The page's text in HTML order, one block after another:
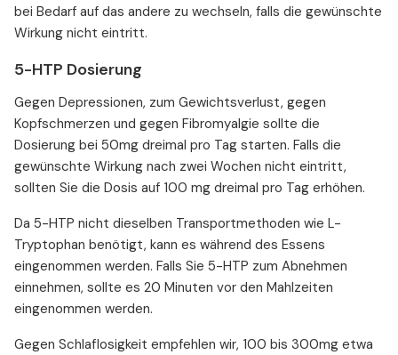
bei Bedarf auf das andere zu wechseln, falls die gewünschte
Wirkung nicht eintritt.
5-HTP Dosierung
Gegen Depressionen, zum Gewichtsverlust, gegen
Kopfschmerzen und gegen Fibromyalgie sollte die
Dosierung bei 50mg dreimal pro Tag starten. Falls die
gewünschte Wirkung nach zwei Wochen nicht eintritt,
sollten Sie die Dosis auf 100 mg dreimal pro Tag erhöhen.
Da 5-HTP nicht dieselben Transportmethoden wie L-
Tryptophan benötigt, kann es während des Essens
eingenommen werden. Falls Sie 5-HTP zum Abnehmen
einnehmen, sollte es 20 Minuten vor den Mahlzeiten
eingenommen werden.
Gegen Schlaflosigkeit empfehlen wir, 100 bis 300mg etwa